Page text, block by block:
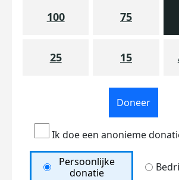
100 75
25 15
Doneer
Ik doe een anonieme
Persoonlijke
donatie